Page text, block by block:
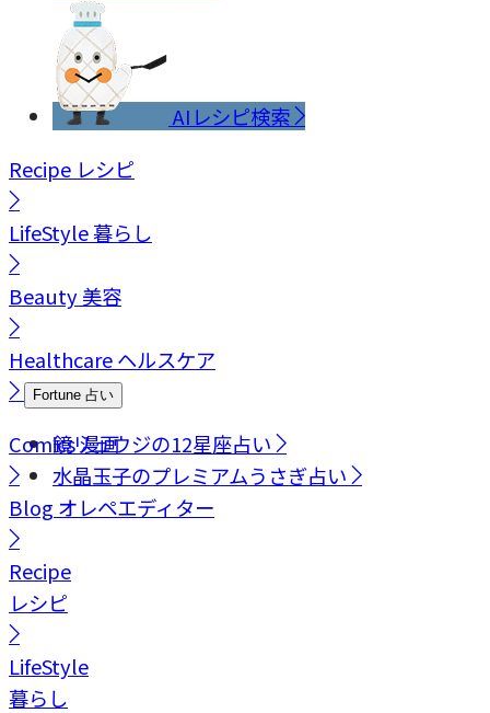
AIレシピ検索
Recipe レシピ
LifeStyle暮らし
Beauty美容
Healthcareヘルスケア
Fortune 占い
鏡リュウジの12星座占い
水晶玉子のプレミアムうさぎ占い
Comics漫画
Blog オレペエディター
Recipe
レシピ
LifeStyle
暮らし